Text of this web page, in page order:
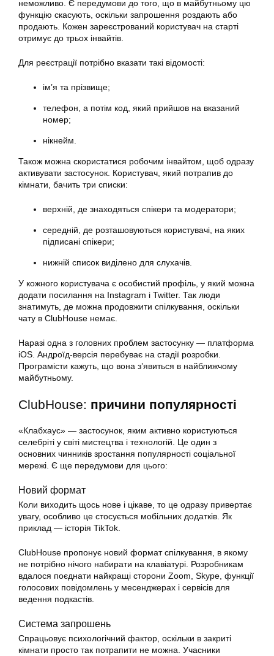
неможливо. Є передумови до того, що в майбутньому цю
функцію скасують, оскільки запрошення роздають або
продають. Кожен зареєстрований користувач на старті
отримує до трьох інвайтів.
Для реєстрації потрібно вказати такі відомості:
ім’я та прізвище;
телефон, а потім код, який прийшов на вказаний
номер;
нікнейм.
Також можна скористатися робочим інвайтом, щоб одразу
активувати застосунок. Користувач, який потрапив до
кімнати, бачить три списки:
верхній, де знаходяться спікери та модератори;
середній, де розташовуються користувачі, на яких
підписані спікери;
нижній список виділено для слухачів.
У кожного користувача є особистий профіль, у який можна
додати посилання на Instagram і Twitter. Так люди
знатимуть, де можна продовжити спілкування, оскільки
чату в ClubHouse немає.
Наразі одна з головних проблем застосунку — платформа
iOS. Андроїд-версія перебуває на стадії розробки.
Програмісти кажуть, що вона з’явиться в найближчому
майбутньому.
ClubHouse: причини популярності
«Клабхаус» — застосунок, яким активно користуються
селебріті у світі мистецтва і технологій. Це один з
основних чинників зростання популярності соціальної
мережі. Є ще передумови для цього:
Новий формат
Коли виходить щось нове і цікаве, то це одразу привертає
увагу, особливо це стосується мобільних додатків. Як
приклад — історія TikTok.
ClubHouse пропонує новий формат спілкування, в якому
не потрібно нічого набирати на клавіатурі. Розробникам
вдалося поєднати найкращі сторони Zoom, Skype, функції
голосових повідомлень у месенджерах і сервісів для
ведення подкастів.
Система запрошень
Спрацьовує психологічний фактор, оскільки в закриті
кімнати просто так потрапити не можна. Учасники